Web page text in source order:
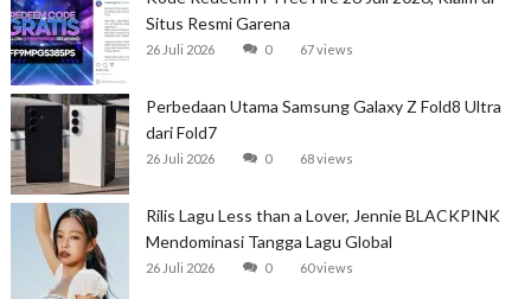
Situs Resmi Garena
26 Juli 2026 0 67 views
Perbedaan Utama Samsung Galaxy Z Fold8 Ultra
dari Fold7
26 Juli 2026 0 68 views
Rilis Lagu Less than a Lover, Jennie BLACKPINK
Mendominasi Tangga Lagu Global
26 Juli 2026 0 60 views